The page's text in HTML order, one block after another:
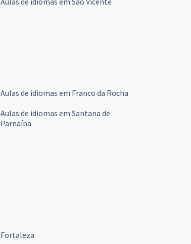
Aulas de idiomas em Franco da Rocha
Aulas de idiomas em Santana de
Parnaíba
Fortaleza